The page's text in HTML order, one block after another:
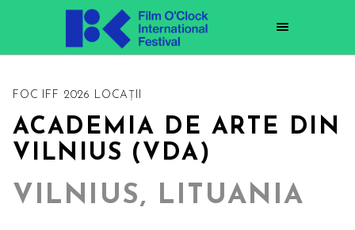
FOC IFF 2026 LOCAȚII
ACADEMIA DE ARTE DIN
VILNIUS (VDA)
VILNIUS, LITUANIA